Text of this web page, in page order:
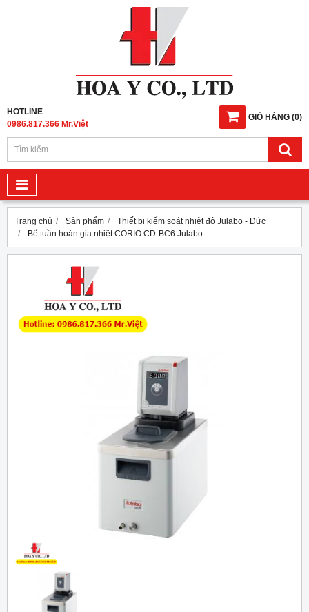
GIỎ HÀNG (0)
HOTLINE
0986.817.366 Mr.Việt
Trang chủ Sản phẩm
Thiết bị kiểm soát nhiệt độ Julabo - Đức
Bể tuần hoàn gia nhiệt CORIO CD-BC6 Julabo